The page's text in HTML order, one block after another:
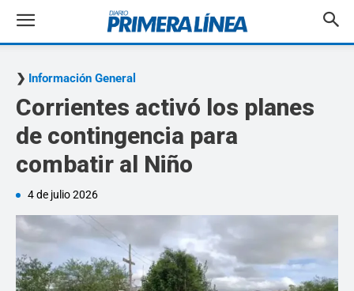
Información General
Corrientes activó los planes
de contingencia para
combatir al Niño
4 de julio 2026